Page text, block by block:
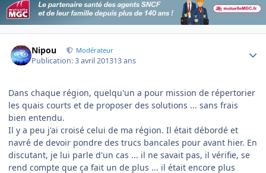
Nipou Modérateur
Publication:3 avril 201313 ans
Dans chaque région, quelqu'un a pour mission de répertorier
les quais courts et de proposer des solutions ... sans frais
bien entendu.
Il y a peu j'ai croisé celui de ma région. Il était débordé et
navré de devoir pondre des trucs bancales pour avant hier. En
discutant, je lui parle d'un cas ... il ne savait pas, il vérifie, se
rend compte que ça fait un de plus ... il était encore plus